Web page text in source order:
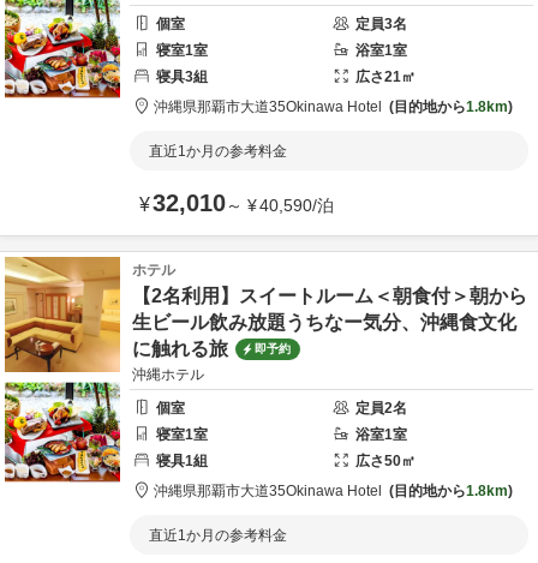
個室
定員3名
寝室1室 浴室1室
寝具3組 広さ21㎡
沖縄県那覇市大道35Okinawa Hotel 目的地から1.8km
直近1か月の参考料金
¥32,010～ ¥40,590/泊
ホテル
【2名利用】スイートルーム＜朝食付＞朝から
生ビール飲み放題うちなー気分、沖縄食文化
に触れる旅
即予約
沖縄ホテル
個室
定員2名
寝室1室 浴室1室
寝具1組 広さ50㎡
沖縄県那覇市大道35Okinawa Hotel 目的地から1.8km
直近1か月の参考料金